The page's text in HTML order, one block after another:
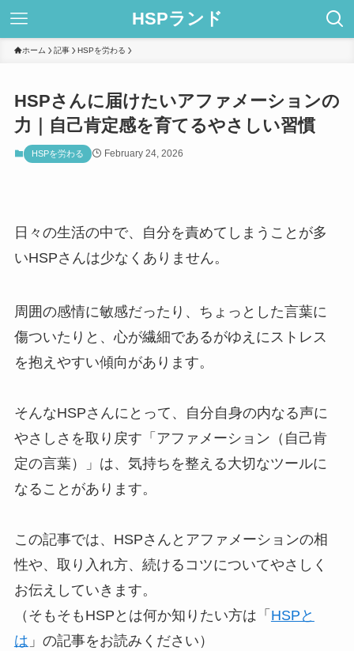
HSPランド
ホーム 記事 HSPを労わる
HSPさんに届けたいアファメーションの
力｜自己肯定感を育てるやさしい習慣
HSPを労わる February 24, 2026
日々の生活の中で、自分を責めてしまうことが多
いHSPさんは少なくありません。
周囲の感情に敏感だったり、ちょっとした言葉に
傷ついたりと、心が繊細であるがゆえにストレス
を抱えやすい傾向があります。
そんなHSPさんにとって、自分自身の内なる声に
やさしさを取り戻す「アファメーション（自己肯
定の言葉）」は、気持ちを整える大切なツールに
なることがあります。
この記事では、HSPさんとアファメーションの相
性や、取り入れ方、続けるコツについてやさしく
お伝えしていきます。
（そもそもHSPとは何か知りたい方は「 HSPと
は 」の記事をお読みください）